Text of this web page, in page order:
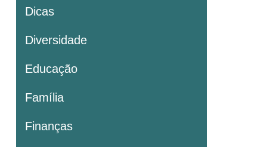
Dicas
Diversidade
Educação
Família
Finanças